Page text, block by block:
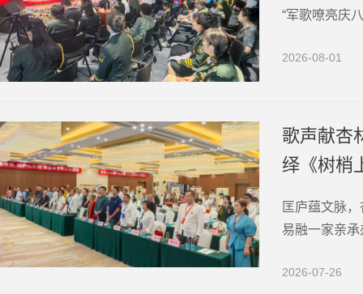
“军歌嘹亮庆
雄壮歌声中正
2026-08-01
歌声献杏
绎《树梢
匡庐蕴文脉
易融一家亲
新。大会在庄
2026-07-26